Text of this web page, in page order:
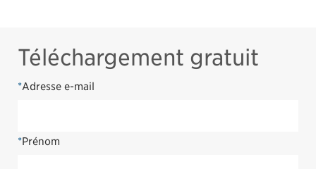
Téléchargement gratuit
*Adresse e-mail
*Prénom